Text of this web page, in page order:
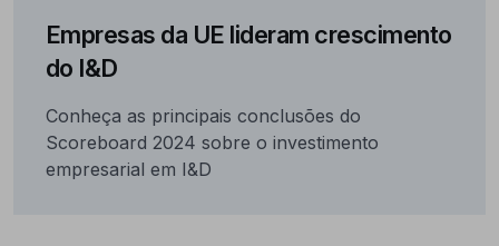
Empresas da UE lideram crescimento
do I&D
Conheça as principais conclusões do
Scoreboard 2024 sobre o investimento
empresarial em I&D